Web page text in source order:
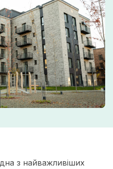
з найважливіших